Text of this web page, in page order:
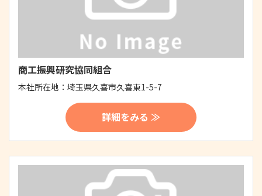
商工振興研究協同組合
本社所在地： 埼玉県久喜市久喜東1-5-7
詳細をみる ≫